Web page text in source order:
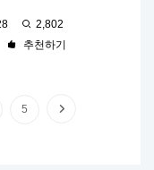
2,802
추천하기
5